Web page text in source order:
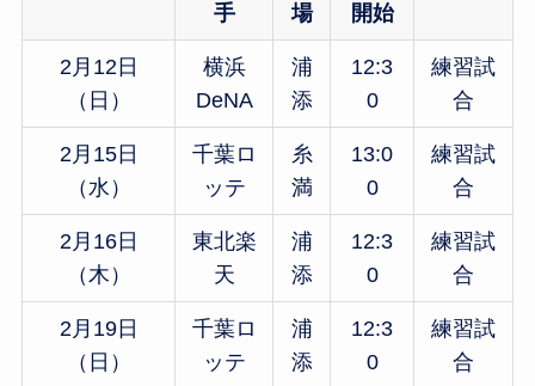
手
場
開始
2月12日
（日）
横浜
DeNA
浦
添
12:3
0
練習試
合
2月15日
（水）
千葉ロ
ッテ
糸
満
13:0
0
練習試
合
2月16日
（木）
東北楽
天
浦
添
12:3
0
練習試
合
2月19日
（日）
千葉ロ
ッテ
浦
添
12:3
0
練習試
合